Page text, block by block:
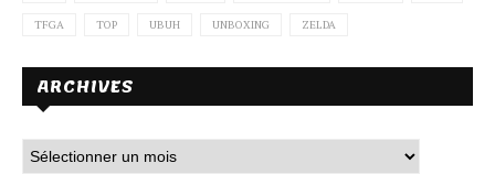
TFGA TOP UBUH UNBOXING ZELDA
ARCHIVES